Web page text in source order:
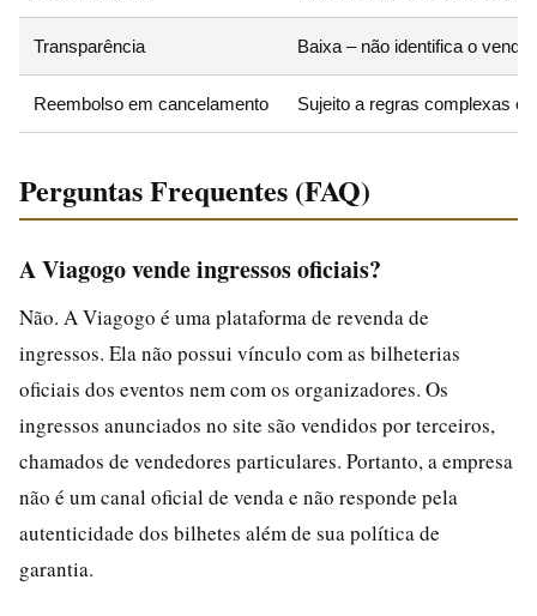
Transparência Baixa – não identifica o
Reembolso em cancelamento Sujeito a regras complexas e
Perguntas Frequentes (FAQ)
A Viagogo vende ingressos oficiais?
Não. A Viagogo é uma plataforma de revenda de
ingressos. Ela não possui vínculo com as bilheterias
oficiais dos eventos nem com os organizadores. Os
ingressos anunciados no site são vendidos por terceiros,
chamados de vendedores particulares. Portanto, a empresa
não é um canal oficial de venda e não responde pela
autenticidade dos bilhetes além de sua política de
garantia.